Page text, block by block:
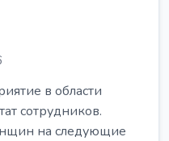
в области
сотрудников.
на следующие